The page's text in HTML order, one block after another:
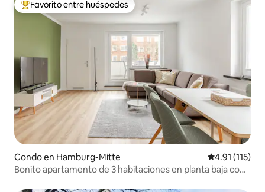
Favorito entre huéspedes preferido
Favorito entre huéspedes
Condo en Hamburg-Mitte Calificación
4.91 (115)
Bonito apartamento de 3 habitaciones en planta baja con